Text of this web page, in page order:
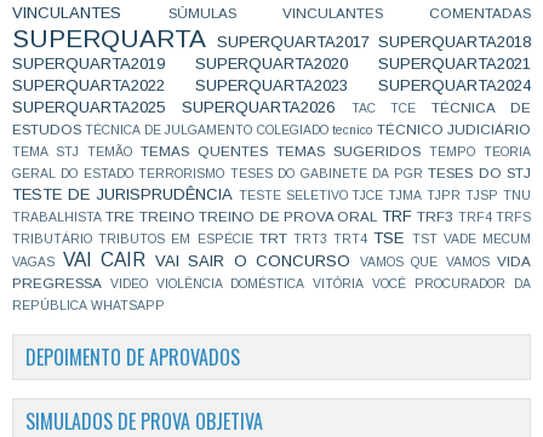
VINCULANTES SÚMULAS VINCULANTES COMENTADAS
SUPERQUARTA SUPERQUARTA2017 SUPERQUARTA2018
SUPERQUARTA2019
SUPERQUARTA2020
SUPERQUARTA2021
SUPERQUARTA2022
SUPERQUARTA2023
SUPERQUARTA2024
SUPERQUARTA2025
SUPERQUARTA2026 TAC TCE
TÉCNICA DE
ESTUDOS TÉCNICA DE JULGAMENTO COLEGIADO tecnico TÉCNICO JUDICIÁRIO
TEMA STJ TEMÃO TEMAS QUENTES TEMAS SUGERIDOS TEMPO
TEORIA
GERAL DO ESTADO TERRORISMO TESES DO GABINETE DA PGR TESES DO STJ
TESTE DE JURISPRUDÊNCIA TESTE SELETIVO TJCE TJMA TJPR TJSP TNU
TRABALHISTA TRE TREINO TREINO DE PROVA ORAL TRF TRF3 TRF4 TRFS
TRIBUTÁRIO TRIBUTOS EM ESPÉCIE TRT TRT3 TRT4 TSE TST VADE MECUM
VAGAS
VAI CAIR VAI SAIR O CONCURSO VAMOS QUE VAMOS VIDA
PREGRESSA
VIDEO VIOLÊNCIA DOMÉSTICA VITÓRIA
VOCÊ PROCURADOR DA
REPÚBLICA WHATSAPP
DEPOIMENTO DE APROVADOS
SIMULADOS DE PROVA OBJETIVA